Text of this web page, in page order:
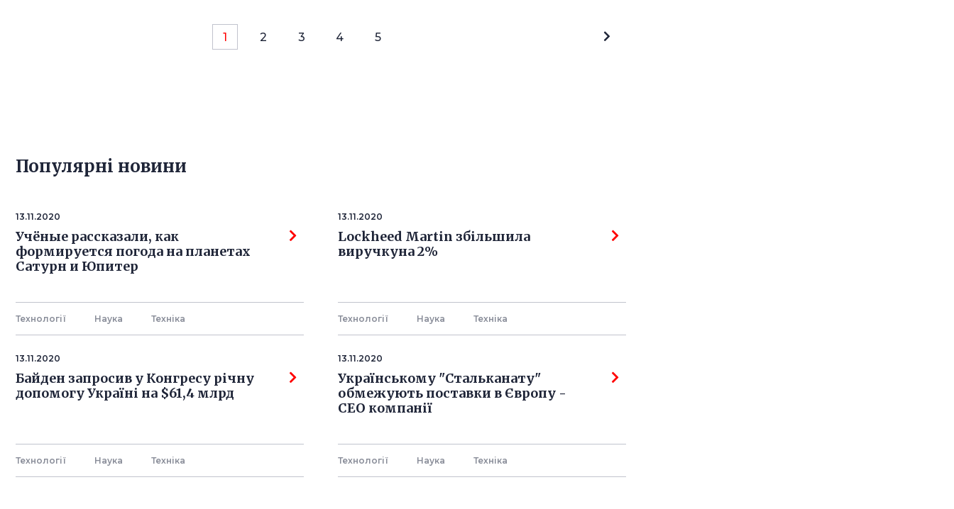
1 2 3 4 5
Популярнi новини
13.11.2020
Учёные рассказали, как
формируется погода на планетах
Сатурн и Юпитер
Технології Наука Технiка
13.11.2020
Lockheed Martin збільшила
виручкуна 2%
Технології Наука Технiка
13.11.2020
Байден запросив у Конгресу річну
допомогу Україні на $61,4 млрд
Технології Наука Технiка
13.11.2020
Українському "Стальканату"
обмежують поставки в Європу -
СЕО компанії
Технології Наука Технiка